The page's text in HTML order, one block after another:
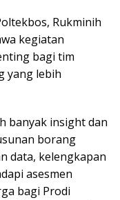
Rukminih
kegiatan
bagi tim
yang lebih
banyak insight dan
borang
data, kelengkapan
asesmen
bagi Prodi